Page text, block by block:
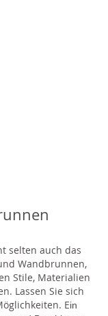
selten auch das
Wandbrunnen,
Stile, Materialien
Lassen Sie sich
Ein